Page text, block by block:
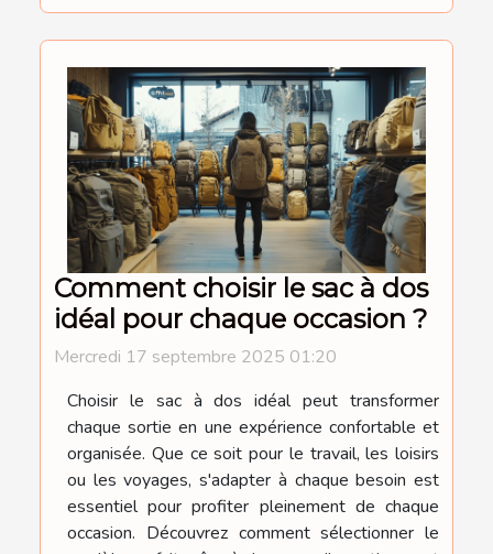
Comment choisir le sac à dos
idéal pour chaque occasion ?
Mercredi 17 septembre 2025 01:20
Choisir le sac à dos idéal peut transformer
chaque sortie en une expérience confortable et
organisée. Que ce soit pour le travail, les loisirs
ou les voyages, s'adapter à chaque besoin est
essentiel pour profiter pleinement de chaque
occasion. Découvrez comment sélectionner le